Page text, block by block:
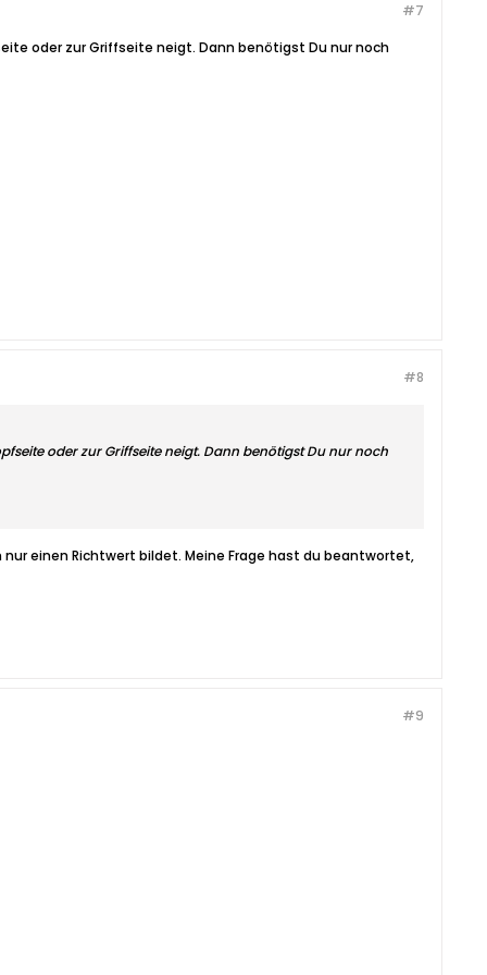
#7
oder zur Griffseite neigt. Dann benötigst Du nur noch
#8
oder zur Griffseite neigt. Dann benötigst Du nur noch
einen Richtwert bildet. Meine Frage hast du beantwortet,
#9